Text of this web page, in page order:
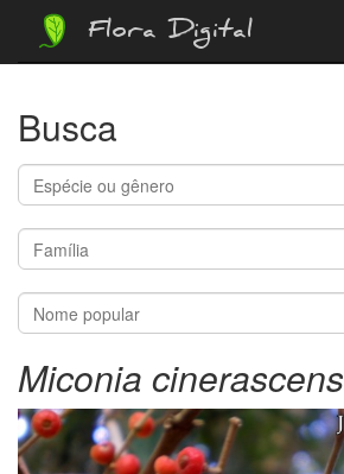
Flora Digital
Busca
Miconia cinerascens